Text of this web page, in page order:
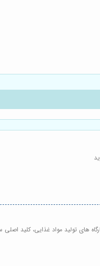
های تولید مواد غذایی، کلید